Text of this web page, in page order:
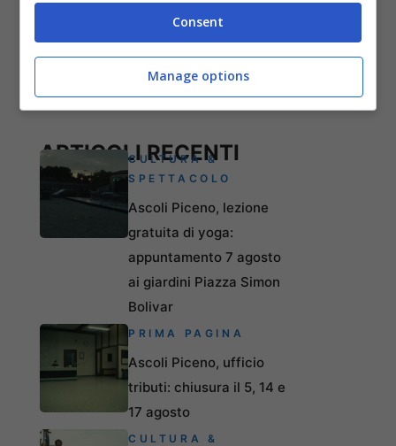
ARTICOLI RECENTI
CULTURA &
SPETTACOLO
Ascoli Piceno, lezione
gratuita di yoga:
appuntamento 7 agosto
ai giardini Piazza Simon
Bolivar
PRIMA PAGINA
Ascoli Piceno, ufficio
tributi: chiusura il 5, 14 e
17 agosto
CULTURA &
Consent
Manage options